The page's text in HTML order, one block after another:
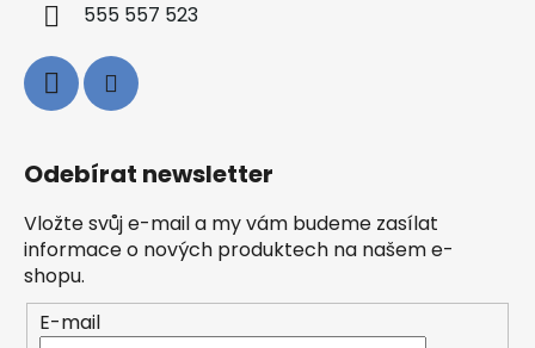
555 557 523
Odebírat newsletter
Vložte svůj e-mail a my vám budeme zasílat
informace o nových produktech na našem e-
shopu.
E-mail